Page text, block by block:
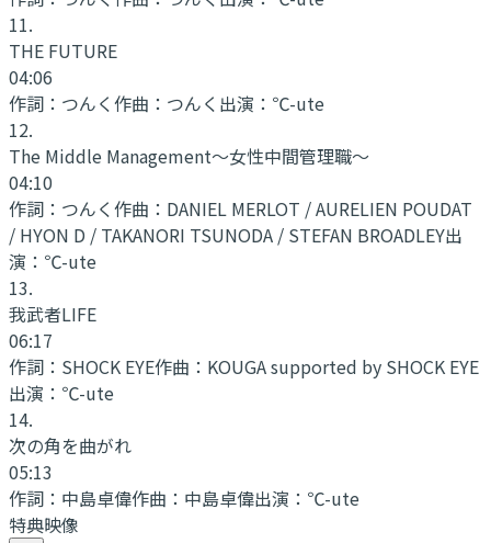
11.
THE FUTURE
04:06
作詞： つんく作曲： つんく 出演： ℃-ute
12.
The Middle Management〜女性中間管理職〜
04:10
作詞： つんく作曲： DANIEL MERLOT / AURELIEN POUDAT
/ HYON D / TAKANORI TSUNODA / STEFAN BROADLEY出
演： ℃-ute
13.
我武者LIFE
06:17
作詞： SHOCK EYE作曲： KOUGA supported by SHOCK EYE
出演： ℃-ute
14.
次の角を曲がれ
05:13
作詞： 中島卓偉作曲： 中島卓偉出演： ℃-ute
特典映像